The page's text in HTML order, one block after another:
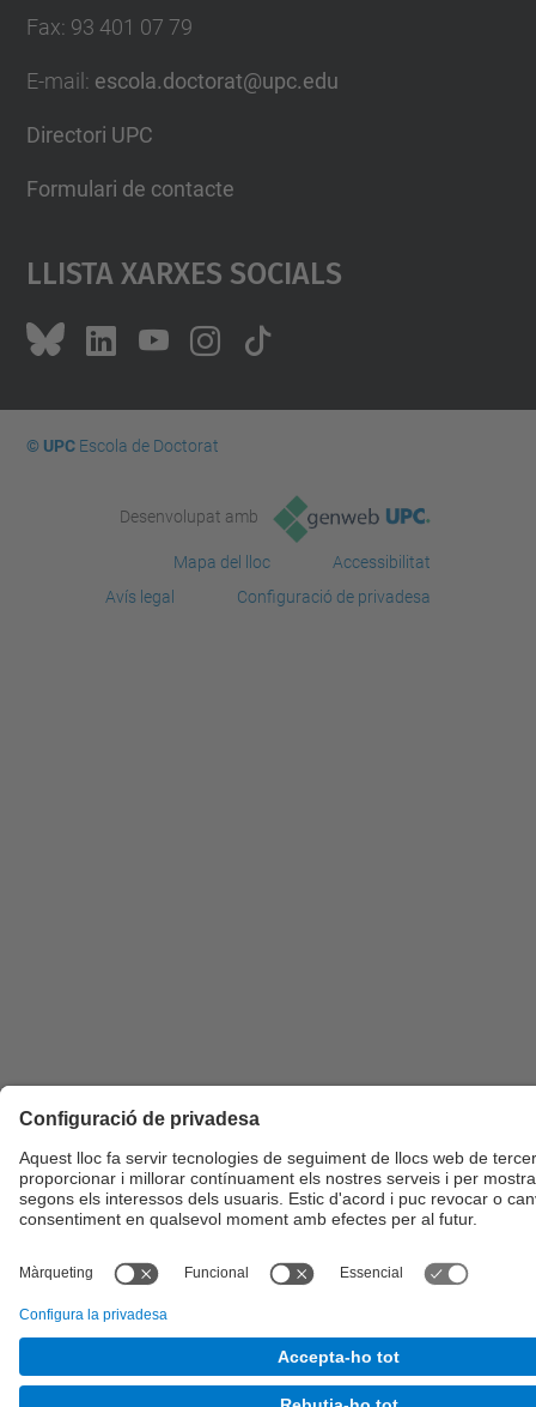
Fax: 93 401 07 79
E-mail : escola.doctorat@upc.edu
Directori UPC
Formulari de contacte
Llista Xarxes Socials
© UPCEscola de Doctorat
Desenvolupat amb
Mapa del lloc
Accessibilitat
Avís legal
Configuració de privadesa